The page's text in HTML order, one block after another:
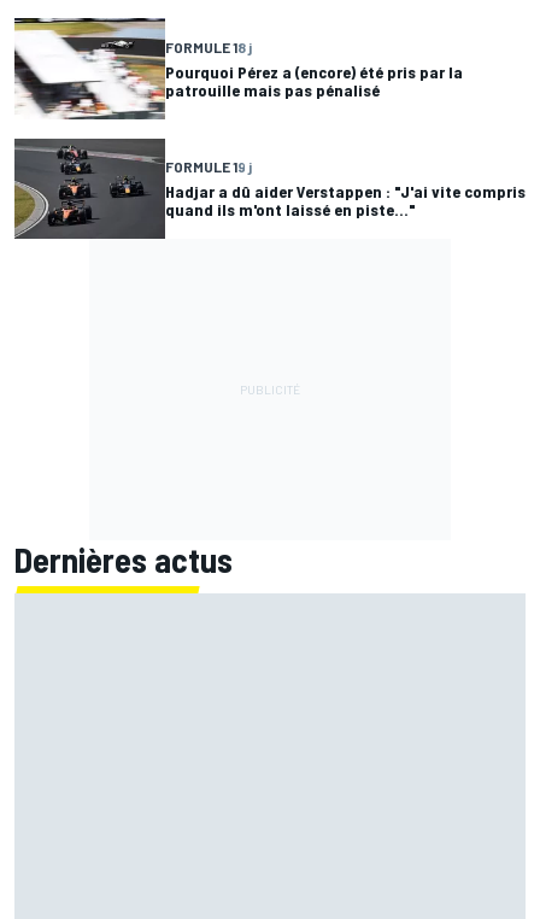
FORMULE 18 j
Pourquoi Pérez a (encore) été pris par la
patrouille mais pas pénalisé
FORMULE 19 j
Hadjar a dû aider Verstappen : "J'ai vite compris
quand ils m'ont laissé en piste..."
Dernières actus